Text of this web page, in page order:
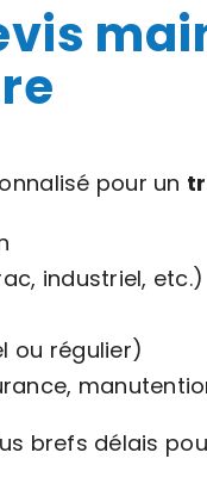
pour un
industriel, etc.)
ou régulier)
brefs délais